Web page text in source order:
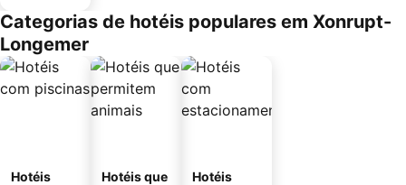
Categorias de hotéis populares em Xonrupt-
Longemer
Hotéis
Hotéis que
Hotéis